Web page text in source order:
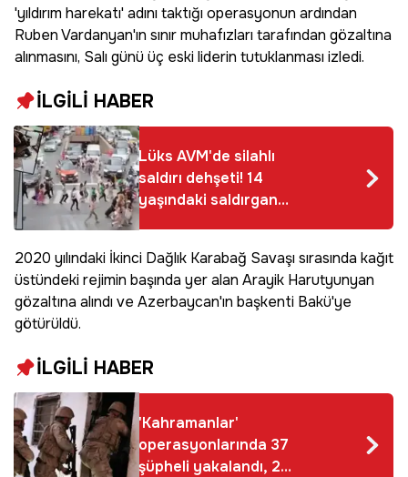
'yıldırım harekatı' adını taktığı operasyonun ardından
Ruben Vardanyan'ın sınır muhafızları tarafından gözaltına
alınmasını, Salı günü üç eski liderin tutuklanması izledi.
İLGİLİ HABER
Lüks AVM'de silahlı
saldırı dehşeti! 14
yaşındaki saldırgan
kurşun yağdırdı 3 kişi
2020 yılındaki İkinci Dağlık Karabağ Savaşı sırasında kağıt
üstündeki rejimin başında yer alan Arayik Harutyunyan
gözaltına alındı ve Azerbaycan'ın başkenti Bakü'ye
götürüldü.
İLGİLİ HABER
'Kahramanlar'
operasyonlarında 37
şüpheli yakalandı, 2